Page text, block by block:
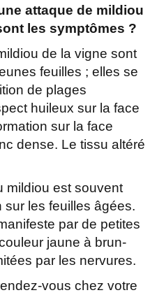
attaque de mildiou
les symptômes ?
de la vigne sont
feuilles ; elles se
de plages
huileux sur la face
sur la face
dense. Le tissu altéré
mildiou est souvent
les feuilles âgées.
par de petites
jaune à brun-
par les nervures.
vous chez votre